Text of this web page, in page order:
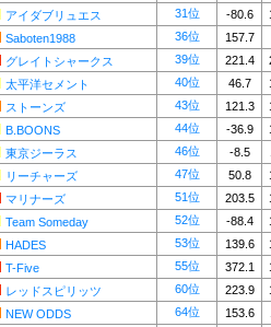
アイダブリュエス 31位 -80.6
Saboten1988 36位
157.7
グレイトシャークス 39位 221.4
太平洋セメント 40位 46.7
ストーンズ 43位 121.3
B.BOONS 44位 -36.9
東京ジーラス 46位 -8.5
リーチャーズ 47位 50.8
マリナーズ 51位 203.5
Team Someday 52位 -88.4
HADES 53位 139.6
T-Five 55位 372.1
レッドスピリッツ 60位 223.9
NEW ODDS 64位 153.6